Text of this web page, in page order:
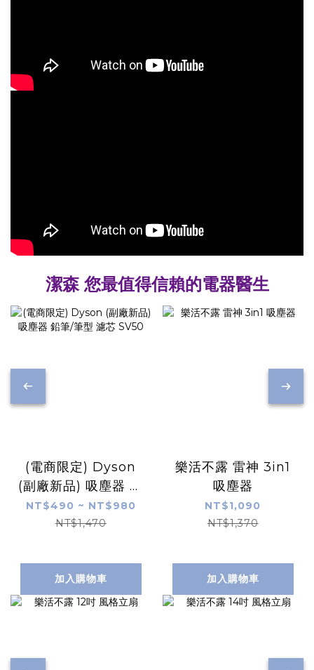
潔森 您最值得信賴的電器醫生
(電商限定) Dyson
(副廠新品) 吸塵器 鉛
筆/筆型 濾芯 SV50
NT$490 ~ NT$980
NT$1,470
加入購物車
樂活不露 雷神 3in1
吸塵器
NT$1,090
NT$1,370
加入購物車